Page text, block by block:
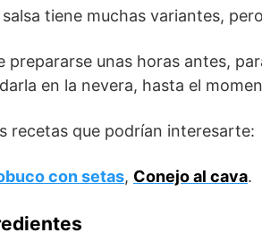
salsa tiene muchas variantes,
prepararse unas horas antes,
en la nevera, hasta el
recetas que podrían interesarte:
con setas, Conejo al cava.